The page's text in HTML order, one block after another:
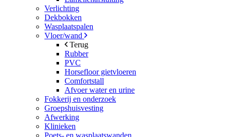
Verlichting
Dekbokken
Wasplaatspalen
Vloer/wand
Terug
Rubber
PVC
Horsefloor gietvloeren
Comfortstall
Afvoer water en urine
Fokkerij en onderzoek
Groepshuisvesting
Afwerking
Klinieken
Poets- en wasplaatswanden